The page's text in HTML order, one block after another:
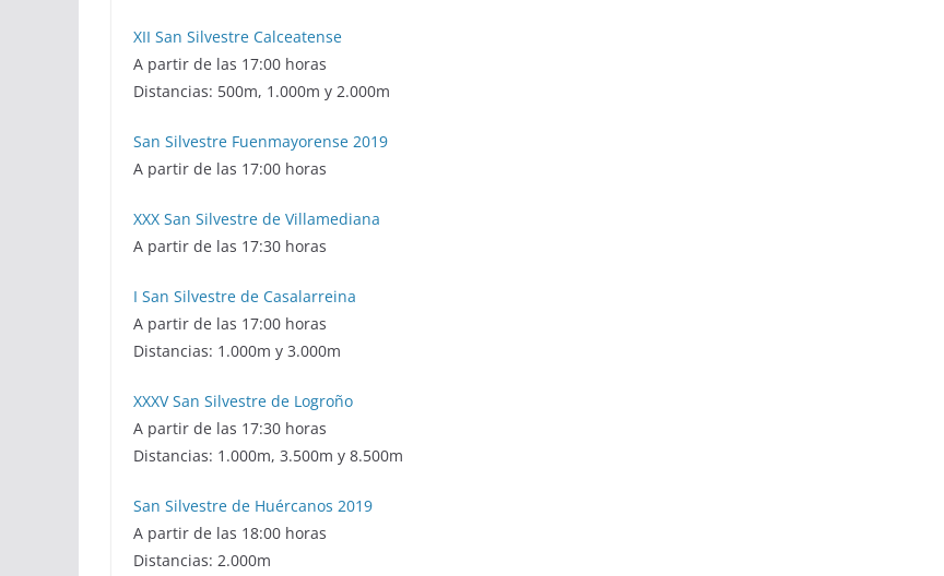
XII San Silvestre Calceatense
A partir de las 17:00 horas
Distancias: 500m, 1.000m y 2.000m
San Silvestre Fuenmayorense 2019
A partir de las 17:00 horas
XXX San Silvestre de Villamediana
A partir de las 17:30 horas
I San Silvestre de Casalarreina
A partir de las 17:00 horas
Distancias: 1.000m y 3.000m
XXXV San Silvestre de Logroño
A partir de las 17:30 horas
Distancias: 1.000m, 3.500m y 8.500m
San Silvestre de Huércanos 2019
A partir de las 18:00 horas
Distancias: 2.000m